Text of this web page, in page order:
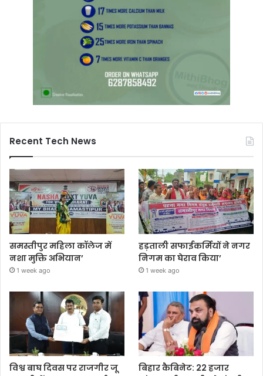
Recent Tech News
समस्तीपुर महिला कॉलेज में
नशा मुक्ति अभियान’
1 week ago
हड़ताली सफाईकर्मियों ने नगर
निगम का घेराव किया’
1 week ago
विश्व बाघ दिवस पर राजगीर जू
बिहार कैबिनेट: 22 हजार